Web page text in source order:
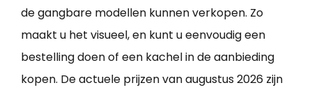
de gangbare modellen kunnen verkopen. Zo
maakt u het visueel, en kunt u eenvoudig een
bestelling doen of een kachel in de aanbieding
kopen. De actuele prijzen van augustus 2026 zijn